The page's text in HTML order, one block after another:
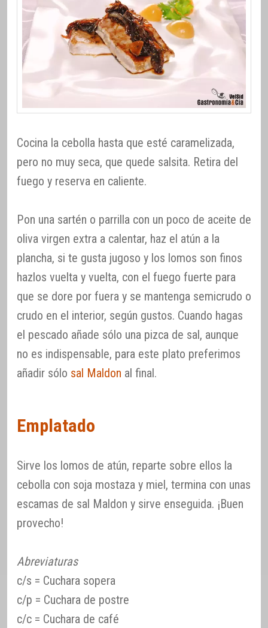
Cocina la cebolla hasta que esté caramelizada,
pero no muy seca, que quede salsita. Retira del
fuego y reserva en caliente.
Pon una sartén o parrilla con un poco de aceite de
oliva virgen extra a calentar, haz el atún a la
plancha, si te gusta jugoso y los lomos son finos
hazlos vuelta y vuelta, con el fuego fuerte para
que se dore por fuera y se mantenga semicrudo o
crudo en el interior, según gustos. Cuando hagas
el pescado añade sólo una pizca de sal, aunque
no es indispensable, para este plato preferimos
añadir sólo sal Maldon al final.
Emplatado
Sirve los lomos de atún, reparte sobre ellos la
cebolla con soja mostaza y miel, termina con unas
escamas de sal Maldon y sirve enseguida. ¡Buen
provecho!
Abreviaturas
c/s = Cuchara sopera
c/p = Cuchara de postre
c/c = Cuchara de café